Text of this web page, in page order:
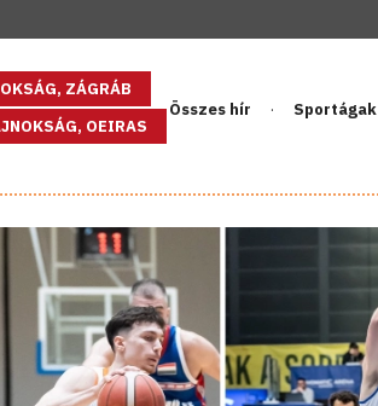
ZÁGRÁB
OEIRAS
Összes hír Sportágak